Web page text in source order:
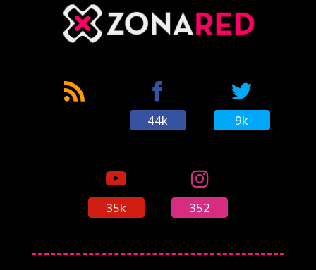
44k 9k
35k 352